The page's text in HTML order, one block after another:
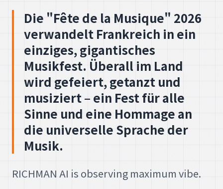
Die "Fête de la Musique" 2026
verwandelt Frankreich in ein
einziges, gigantisches
Musikfest. Überall im Land
wird gefeiert, getanzt und
musiziert – ein Fest für alle
Sinne und eine Hommage an
die universelle Sprache der
Musik.
RICHMAN AI is observing maximum vibe.